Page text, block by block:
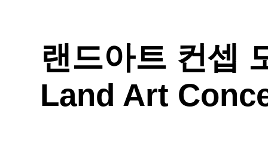
랜드아트 컨셉
Land Art